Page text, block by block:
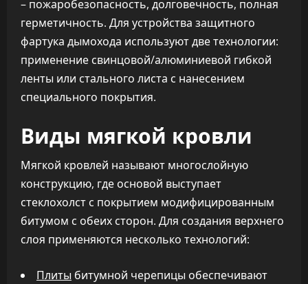
– пожаробезопасность, долговечность, полная
герметичность. Для устройства защитного
фартука дымохода используют две технологии:
применение свинцовой/алюминиевой гибкой
ленты или стального листа с нанесением
специального покрытия.
Виды мягкой кровли
Мягкой кровлей называют многослойную
конструкцию, где основой выступает
стеклохолст с покрытием модифицированным
битумом с обеих сторон. Для создания верхнего
слоя применяются несколько технологий:
Плиты битумной черепицы обеспечивают